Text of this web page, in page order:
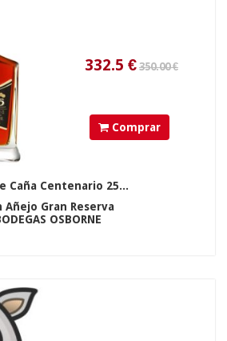
Comprar
Caña Centenario 25...
Añejo Gran Reserva
OSBORNE